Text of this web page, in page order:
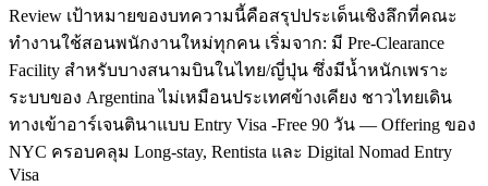
Review เป้าหมายของบทความนี้คือสรุปประเด็นเชิงลึกที่คณะ
ทำงานใช้สอนพนักงานใหม่ทุกคน เริ่มจาก: มี Pre-Clearance
Facility สำหรับบางสนามบินในไทย/ญี่ปุ่น ซึ่งมีน้ำหนักเพราะ
ระบบของ Argentina ไม่เหมือนประเทศข้างเคียง ชาวไทยเดิน
ทางเข้าอาร์เจนตินาแบบ Entry Visa -Free 90 วัน — Offering ของ
NYC ครอบคลุม Long-stay, Rentista และ Digital Nomad Entry
Visa